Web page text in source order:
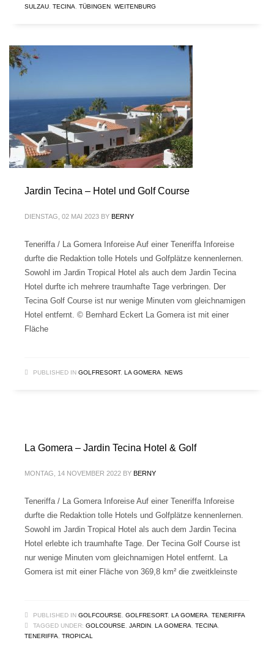
SULZAU TECINA TÜBINGEN WEITENBURG
Jardin Tecina – Hotel und Golf Course
DIENSTAG, 02 MAI 2023 BY BERNY
Teneriffa / La Gomera Inforeise Auf einer Teneriffa Inforeise
durfte die Redaktion tolle Hotels und Golfplätze kennenlernen.
Sowohl im Jardin Tropical Hotel als auch dem Jardin Tecina
Hotel durfte ich mehrere traumhafte Tage verbringen. Der
Tecina Golf Course ist nur wenige Minuten vom gleichnamigen
Hotel entfernt. © Bernhard Eckert La Gomera ist mit einer
Fläche
PUBLISHED IN GOLFRESORT, LA GOMERA NEWS
La Gomera – Jardin Tecina Hotel & Golf
MONTAG, 14 NOVEMBER 2022 BY BERNY
Teneriffa / La Gomera Inforeise Auf einer Teneriffa Inforeise
durfte die Redaktion tolle Hotels und Golfplätze kennenlernen.
Sowohl im Jardin Tropical Hotel als auch dem Jardin Tecina
Hotel erlebte ich traumhafte Tage. Der Tecina Golf Course ist
nur wenige Minuten vom gleichnamigen Hotel entfernt. La
Gomera ist mit einer Fläche von 369,8 km² die zweitkleinste
PUBLISHED IN GOLFCOURSE GOLFRESORT, LA GOMERA
TENERIFFA
TAGGED UNDER: GOLCOURSE JARDIN LA GOMERA TECINA
TENERIFFA
TROPICAL